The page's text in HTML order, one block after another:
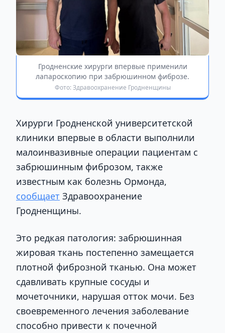
Гродненские хирурги впервые применили
лапароскопию при забрюшинном фиброзе.
Фото: Здравоохранение Гродненщины
Хирурги Гродненской университетской
клиники впервые в области выполнили
малоинвазивные операции пациентам с
забрюшинным фиброзом, также
известным как болезнь Ормонда,
сообщает Здравоохранение
Гродненщины.
Это редкая патология: забрюшинная
жировая ткань постепенно замещается
плотной фиброзной тканью. Она может
сдавливать крупные сосуды и
мочеточники, нарушая отток мочи. Без
своевременного лечения заболевание
способно привести к почечной